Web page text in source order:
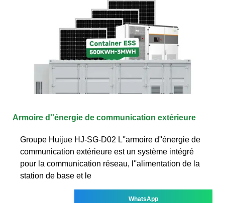
Armoire d''énergie de communication extérieure
Groupe Huijue HJ-SG-D02 L''armoire d''énergie de
communication extérieure est un système intégré
pour la communication réseau, l''alimentation de la
station de base et le
WhatsApp